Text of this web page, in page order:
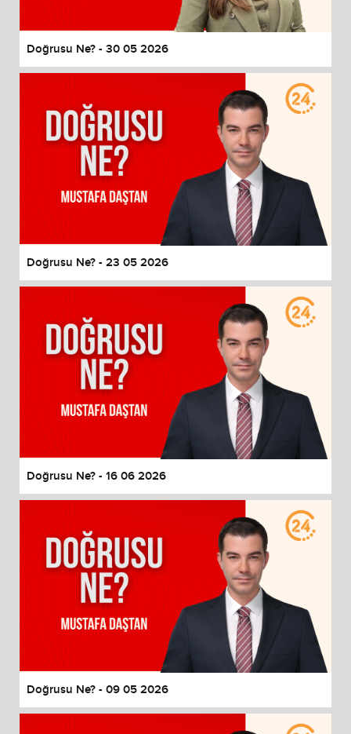
Doğrusu Ne? - 30 05 2026
Doğrusu Ne? - 23 05 2026
Doğrusu Ne? - 16 06 2026
Doğrusu Ne? - 09 05 2026